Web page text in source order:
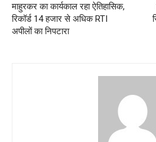
माहुरकर का कार्यकाल रहा ऐतिहासिक,
रिकॉर्ड 14 हजार से अधिक RTI
अपीलों का निपटारा